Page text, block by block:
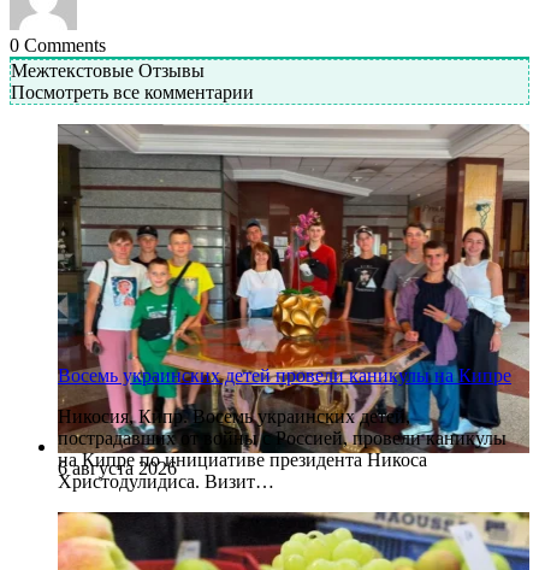
0 Comments
Межтекстовые Отзывы
Посмотреть все комментарии
6 августа 2026
Восемь украинских детей провели каникулы на Кипре
Никосия, Кипр. Восемь украинских детей,
пострадавших от войны с Россией, провели каникулы
на Кипре по инициативе президента Никоса
Христодулидиса. Визит…